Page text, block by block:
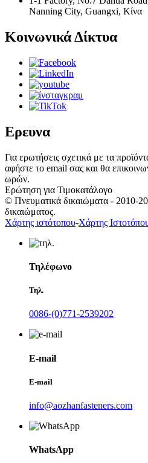
Nanning City, Guangxi, Κίνα
Κοινωνικά Δίκτυα
Ερευνα
Για ερωτήσεις σχετικά με τα
αφήστε το email σας και θα
ωρών.
Ερώτηση για Τιμοκατάλογο
© Πνευματικά δικαιώματα - 2010-
δικαιώματος.
Χάρτης ιστότοπου-Χάρτης
Τηλέφωνο
Τηλ.
0086-(0)771-2539202
E-mail
E-mail
info@aozhanfasteners.com
WhatsApp